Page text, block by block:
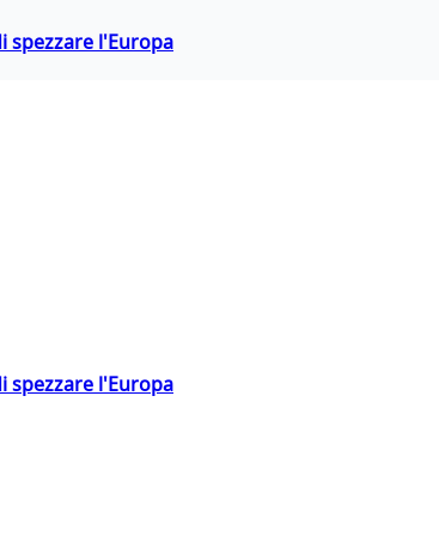
spezzare l'Europa
spezzare l'Europa